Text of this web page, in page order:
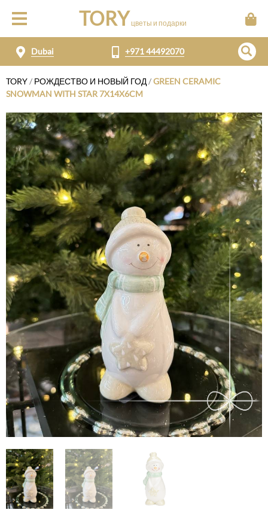
TORY цветы и подарки
Dubai +971 44492070
TORY/ РОЖДЕСТВО И НОВЫЙ ГОД/GREEN CERAMIC
SNOWMAN WITH STAR 7X14X6CM